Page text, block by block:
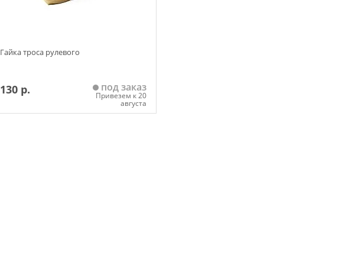
Гайка троса рулевого
130 р. под заказ
Привезем к 20
августа